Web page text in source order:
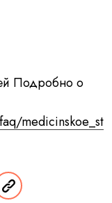
Подробно о
medicinskoe_st